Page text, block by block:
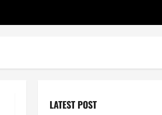
LATEST POST